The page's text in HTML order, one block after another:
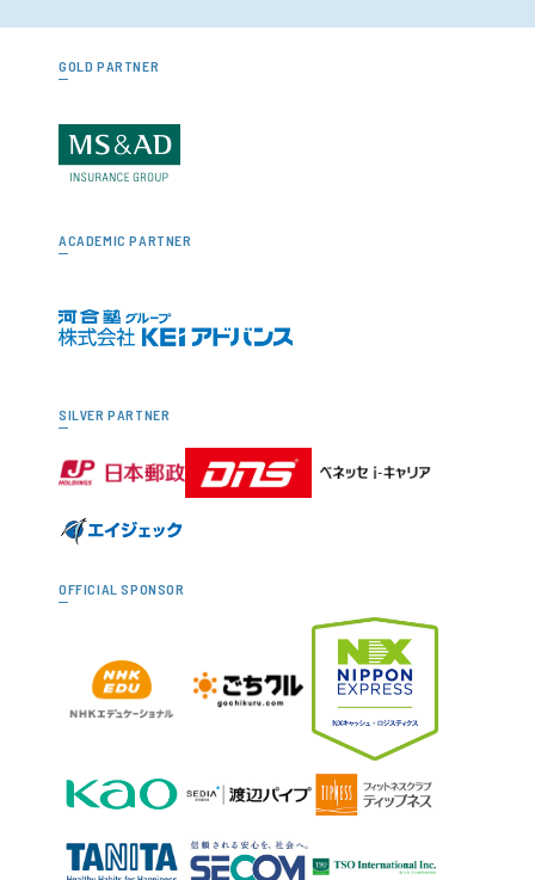
GOLD PARTNER
ACADEMIC PARTNER
SILVER PARTNER
OFFICIAL SPONSOR